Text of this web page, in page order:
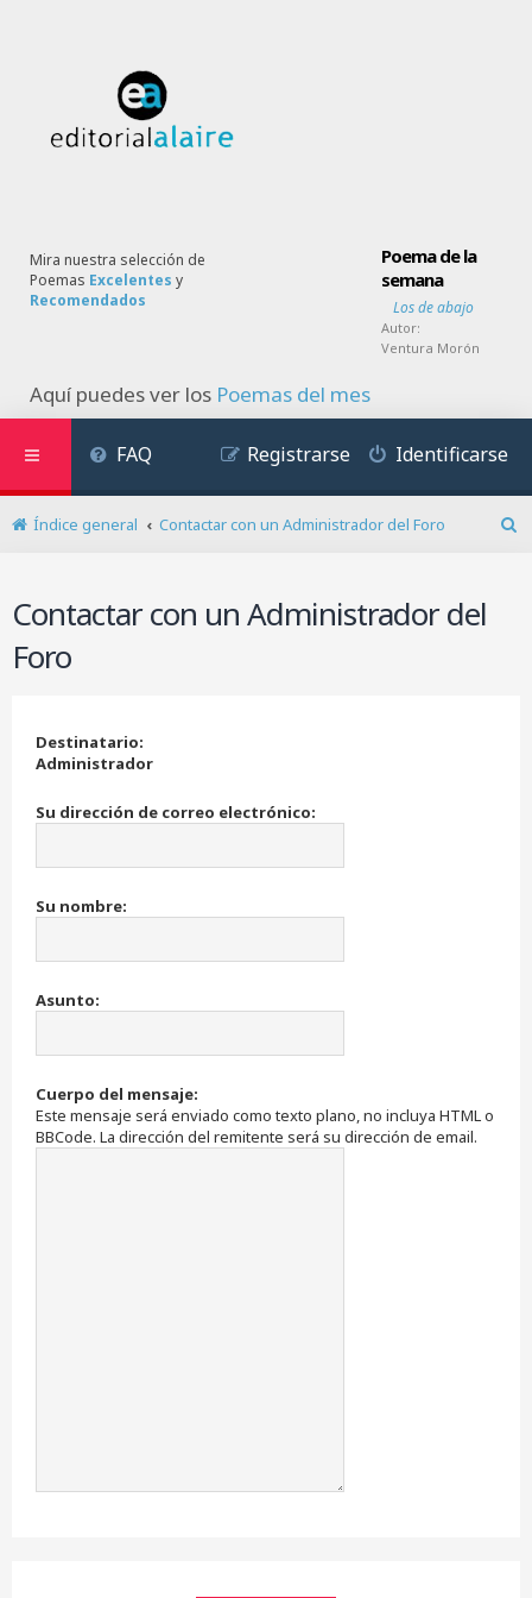
Mira nuestra selección de
Poemas Excelentes y
Recomendados
Poema de la
semana
Los de abajo
Autor:
Ventura Morón
Aquí puedes ver los Poemas del mes
FAQ Identificarse
Registrarse
Índice general
Contactar con un Administrador del Foro
Contactar con un Administrador del
Foro
Destinatario:
Administrador
Su dirección de correo electrónico:
Su nombre:
Asunto:
Cuerpo del mensaje:
Este mensaje será enviado como texto plano, no incluya HTML o
BBCode. La dirección del remitente será su dirección de email.